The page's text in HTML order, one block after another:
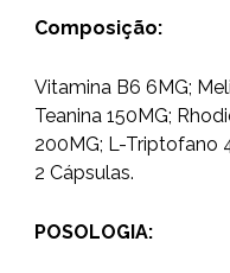
Composição:
Vitamina B6 6MG;
Teanina 150MG;
200MG; L-Triptofano
2 Cápsulas.
POSOLOGIA: